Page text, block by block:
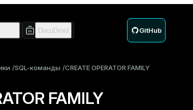
GitHub
SQL-команды CREATE OPERATOR FAMILY
FAMILY